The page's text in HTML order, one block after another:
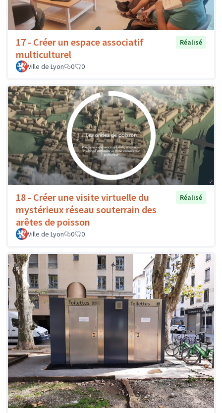
17 - Créer un espace associatif
multiculturel
Réalisé
Ville de Lyon 0 0
18 - Créer une visite virtuelle du
mystérieux réseau souterrain des
arêtes de poisson
Réalisé
Ville de Lyon 0 0